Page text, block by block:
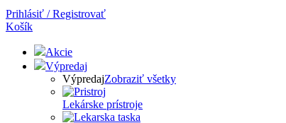
Prihlásiť / Registrovať
Košík
Akcie
Výpredaj
VýpredajZobraziť všetky
Lekárske prístroje